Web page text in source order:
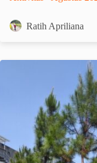
Ratih Apriliana